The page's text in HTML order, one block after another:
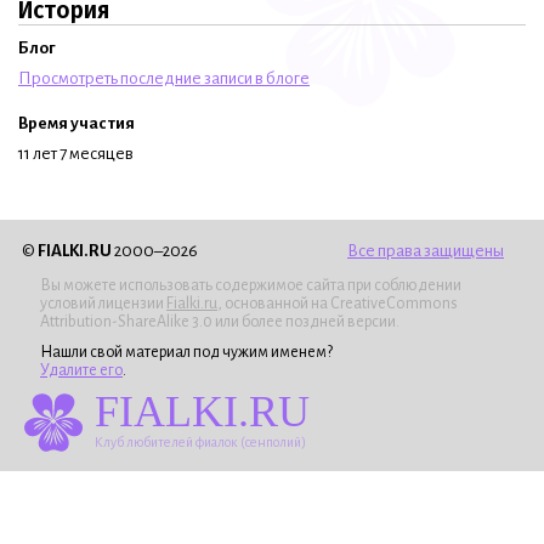
История
Блог
Просмотреть последние записи в блоге
Время участия
11 лет 7 месяцев
© FIALKI.RU 2000–2026 Все права защищены
Вы можете использовать содержимое сайта при соблюдении
условий лицензии Fialki.ru , основанной на CreativeCommons
Attribution-ShareAlike 3.0 или более поздней версии.
Нашли свой материал под чужим именем?
Удалите его
FIALKI.RU
Клуб любителей фиалок (сенполий)